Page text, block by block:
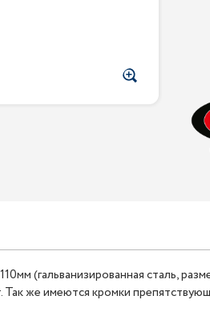
(гальванизированная сталь,
же имеются кромки